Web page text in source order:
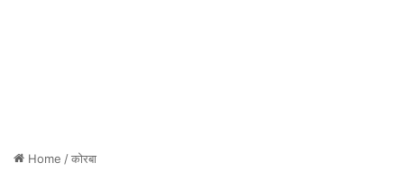
Home /कोरबा